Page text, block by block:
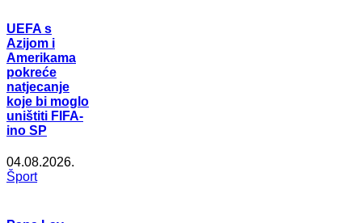
UEFA s
Azijom i
Amerikama
pokreće
natjecanje
koje bi moglo
uništiti FIFA-
ino SP
04.08.2026.
Šport